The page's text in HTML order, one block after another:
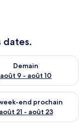
dates.
- août 9
Demain
août 9 - août 10
disponibilité pour
14 - août 16
end prochain
août 21 - août 23
disponibilité pour